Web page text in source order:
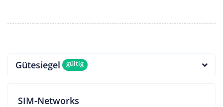
Gütesiegel gültig
SIM-Networks